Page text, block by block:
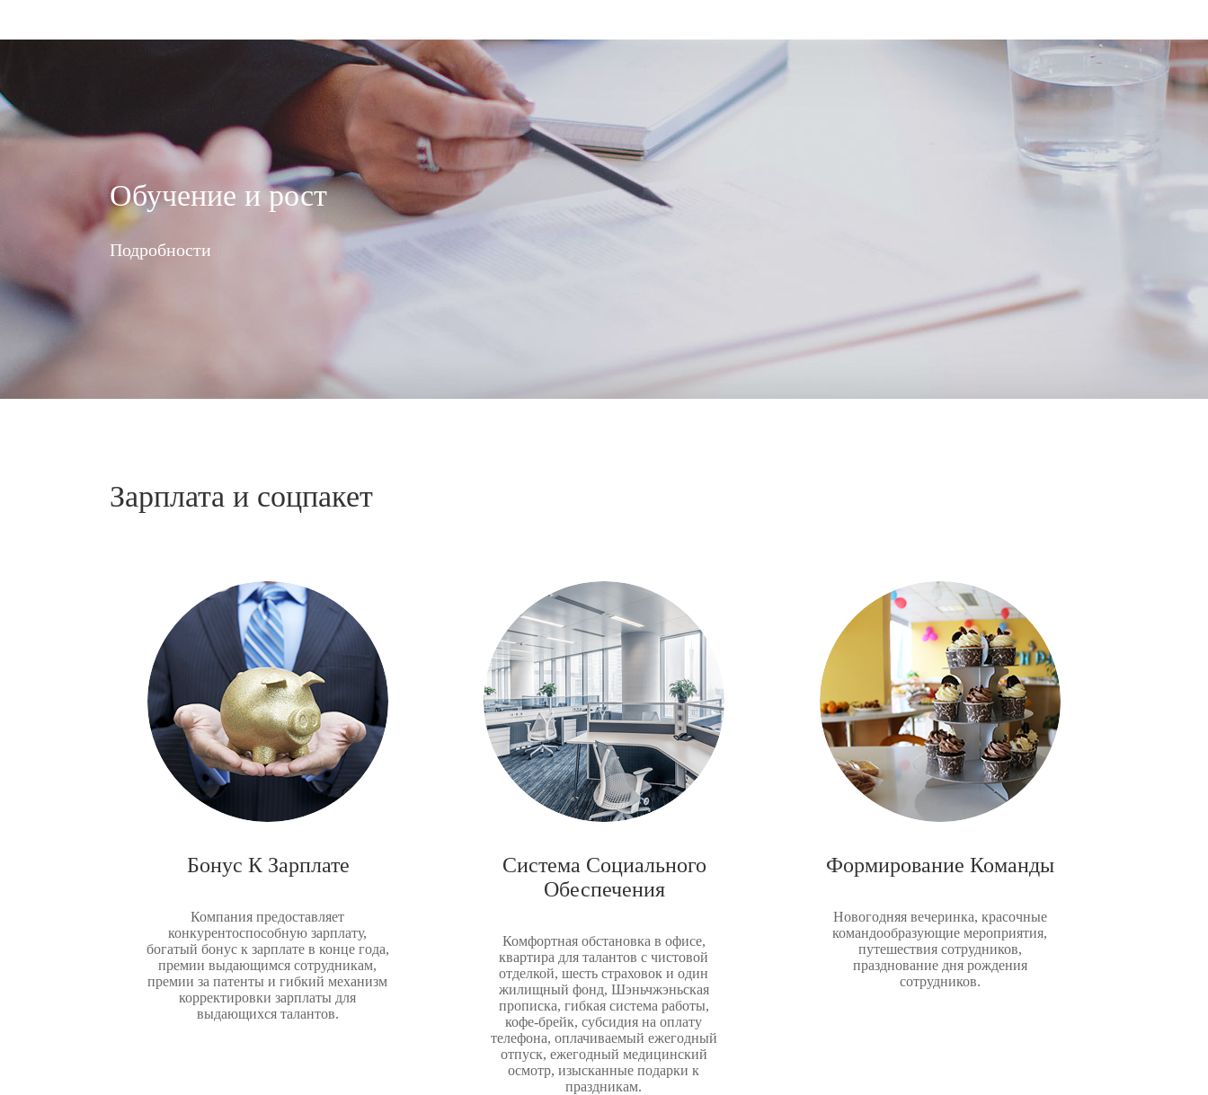
Обучение и рост
Подробности
Зарплата и соцпакет
Бонус К Зарплате
Компания предоставляет
конкурентоспособную зарплату,
богатый бонус к зарплате в конце года,
премии выдающимся сотрудникам,
премии за патенты и гибкий механизм
корректировки зарплаты для
выдающихся талантов.
Система Социального
Обеспечения
Комфортная обстановка в офисе,
квартира для талантов с чистовой
отделкой, шесть страховок и один
жилищный фонд, Шэньчжэньская
прописка, гибкая система работы,
кофе-брейк, субсидия на оплату
телефона, оплачиваемый ежегодный
отпуск, ежегодный медицинский
осмотр, изысканные подарки к
праздникам.
Формирование Команды
Новогодняя вечеринка, красочные
командообразующие мероприятия,
путешествия сотрудников,
празднование дня рождения
сотрудников.